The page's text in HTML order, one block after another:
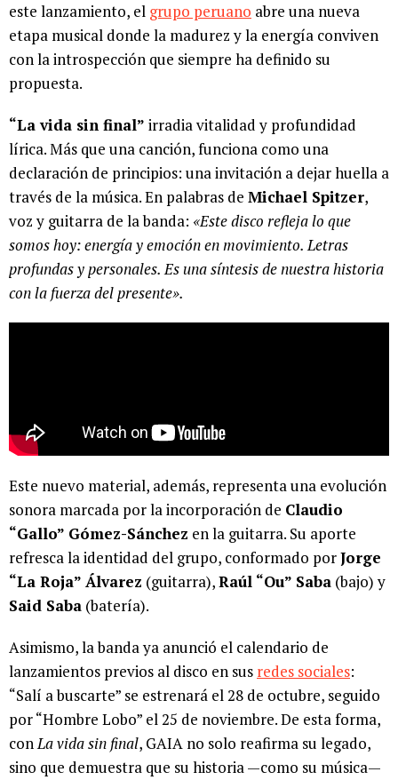
este lanzamiento, el grupo peruano abre una nueva
etapa musical donde la madurez y la energía conviven
con la introspección que siempre ha definido su
propuesta.
“La vida sin final” irradia vitalidad y profundidad
lírica. Más que una canción, funciona como una
declaración de principios: una invitación a dejar huella a
través de la música. En palabras de Michael Spitzer,
voz y guitarra de la banda: «Este disco refleja lo que
somos hoy: energía y emoción en movimiento. Letras
profundas y personales. Es una síntesis de nuestra historia
con la fuerza del presente».
Este nuevo material, además, representa una evolución
sonora marcada por la incorporación de Claudio
“Gallo” Gómez-Sánchez en la guitarra. Su aporte
refresca la identidad del grupo, conformado porJorge
“La Roja” Álvarez (guitarra),Raúl “Ou” Saba (bajo) y
Said Saba (batería).
Asimismo, la banda ya anunció el calendario de
lanzamientos previos al disco en sus redes sociales:
“Salí a buscarte” se estrenará el 28 de octubre, seguido
por “Hombre Lobo” el 25 de noviembre. De esta forma,
conLa vida sin final, GAIA no solo reafirma su legado,
sino que demuestra que su historia —como su música—